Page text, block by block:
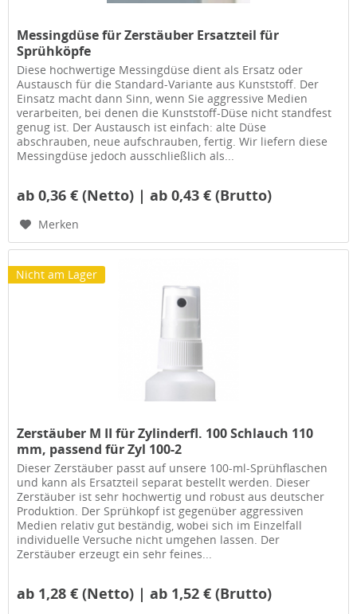
Messingdüse für Zerstäuber Ersatzteil für
Sprühköpfe
Diese hochwertige Messingdüse dient als Ersatz oder
Austausch für die Standard-Variante aus Kunststoff. Der
Einsatz macht dann Sinn, wenn Sie aggressive Medien
verarbeiten, bei denen die Kunststoff-Düse nicht standfest
genug ist. Der Austausch ist einfach: alte Düse
abschrauben, neue aufschrauben, fertig. Wir liefern diese
Messingdüse jedoch ausschließlich als...
ab 0,36 € (Netto) | ab 0,43 € (Brutto)
Merken
Nicht am Lager
Zerstäuber M II für Zylinderfl. 100 Schlauch 110
mm, passend für Zyl 100-2
Dieser Zerstäuber passt auf unsere 100-ml-Sprühflaschen
und kann als Ersatzteil separat bestellt werden. Dieser
Zerstäuber ist sehr hochwertig und robust aus deutscher
Produktion. Der Sprühkopf ist gegenüber aggressiven
Medien relativ gut beständig, wobei sich im Einzelfall
individuelle Versuche nicht umgehen lassen. Der
Zerstäuber erzeugt ein sehr feines...
ab 1,28 € (Netto) | ab 1,52 € (Brutto)